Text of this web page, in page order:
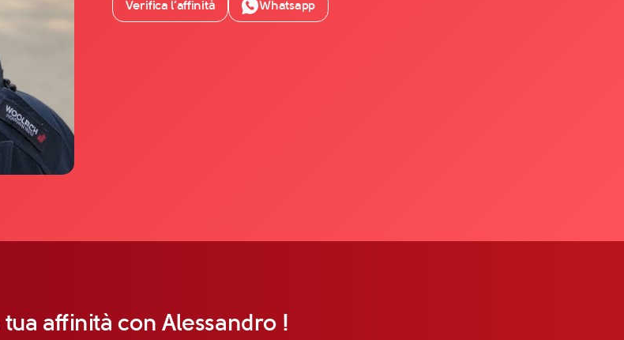
Verifica l’affinità Whatsapp
affinità con Alessandro !